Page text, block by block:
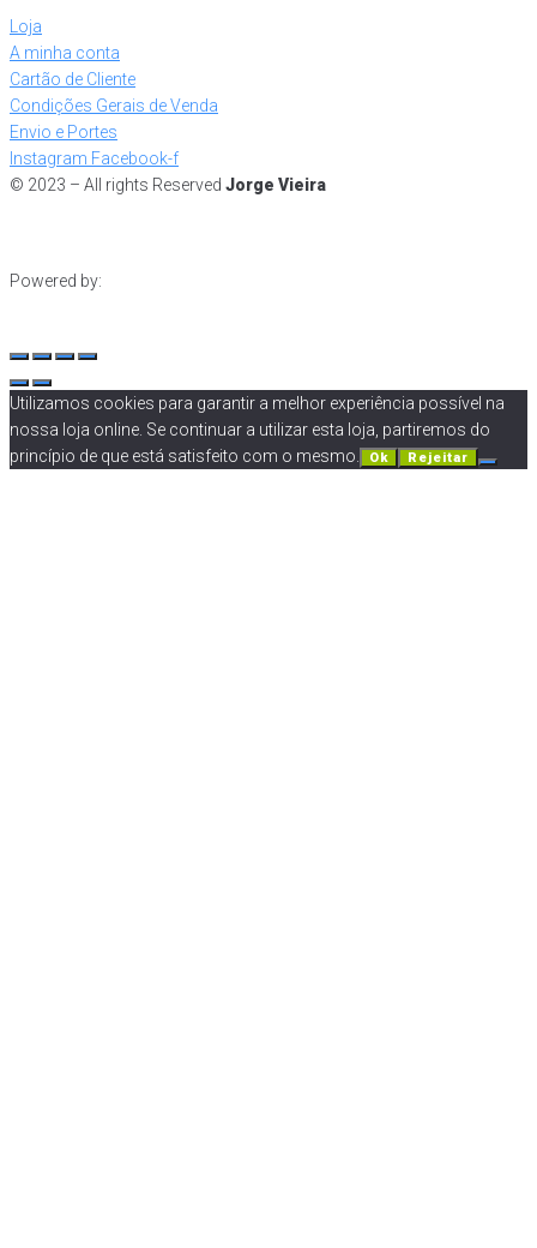
Loja
A minha conta
Cartão de Cliente
Condições Gerais de Venda
Envio e Portes
Instagram Facebook-f
© 2023 – All rights Reserved Jorge Vieira
Powered by:
Utilizamos cookies para garantir a melhor experiência possível na
nossa loja online. Se continuar a utilizar esta loja, partiremos do
princípio de que está satisfeito com o mesmo.
Ok Rejeitar